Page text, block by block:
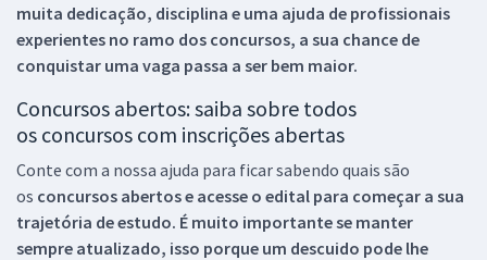
muita dedicação, disciplina e uma ajuda de profissionais
experientes no ramo dos concursos, a sua chance de
conquistar uma vaga passa a ser bem maior.
Concursos abertos: saiba sobre todos
os concursos com inscrições abertas
Conte com a nossa ajuda para ficar sabendo quais são
os concursos abertos e acesse o edital para começar a sua
trajetória de estudo. É muito importante se manter
sempre atualizado, isso porque um descuido pode lhe